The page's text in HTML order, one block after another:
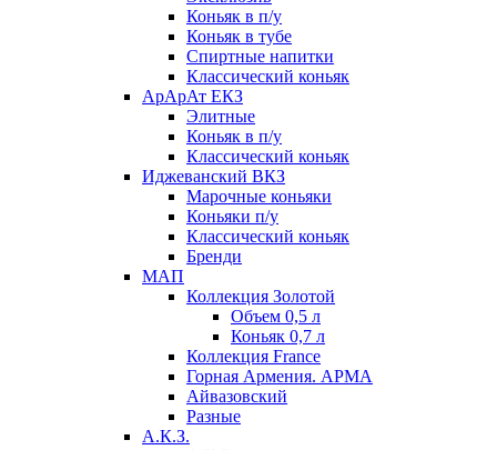
Коньяк в п/у
Коньяк в тубе
Спиртные напитки
Классический коньяк
АрАрАт ЕКЗ
Элитные
Коньяк в п/у
Классический коньяк
Иджеванский ВКЗ
Марочные коньяки
Коньяки п/у
Классический коньяк
Бренди
МАП
Коллекция Золотой
Объем 0,5 л
Коньяк 0,7 л
Коллекция France
Горная Армения. АРМА
Айвазовский
Разные
А.К.З.